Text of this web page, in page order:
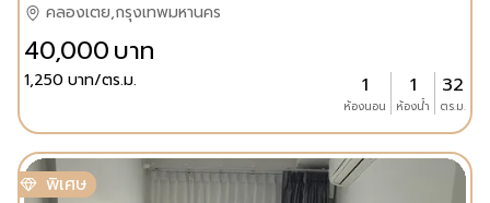
คลองเตย,กรุงเทพมหานคร
40,000บาท
1,250 บาท/ตร.ม. 1
ห้องนอน
1
ห้องน้ำ
32
ตร.ม.
พิเศษ